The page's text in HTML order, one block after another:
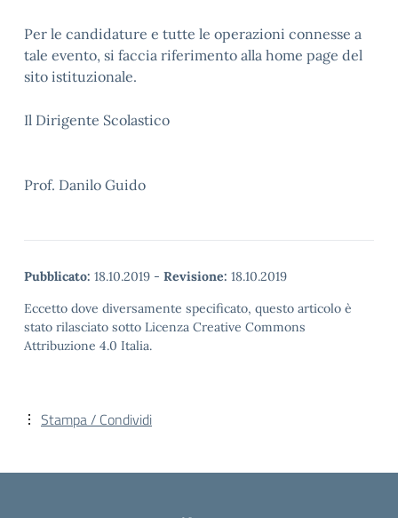
Per le candidature e tutte le operazioni connesse a
tale evento, si faccia riferimento alla home page del
sito istituzionale.
Il Dirigente Scolastico
Prof. Danilo Guido
Pubblicato: 18.10.2019 - Revisione: 18.10.2019
Eccetto dove diversamente specificato, questo articolo è
stato rilasciato sotto Licenza Creative Commons
Attribuzione 4.0 Italia.
Stampa / Condividi